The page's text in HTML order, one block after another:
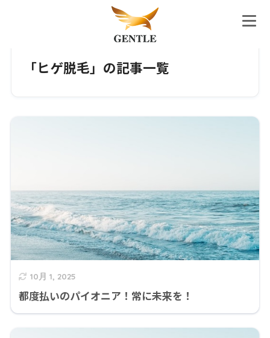
「ヒゲ脱毛」の記事一覧
10月 1, 2025
都度払いのパイオニア！常に未来を！